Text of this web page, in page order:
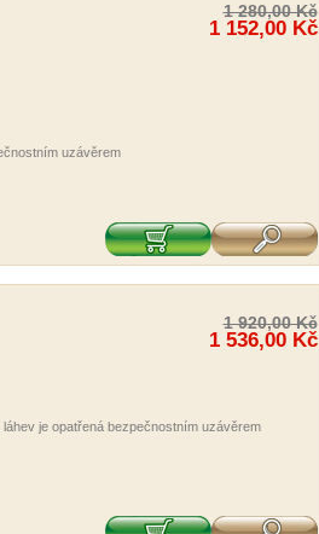
1 280,00 Kč
1 152,00 Kč
uzávěrem
1 920,00 Kč
1 536,00 Kč
je opatřená bezpečnostním uzávěrem